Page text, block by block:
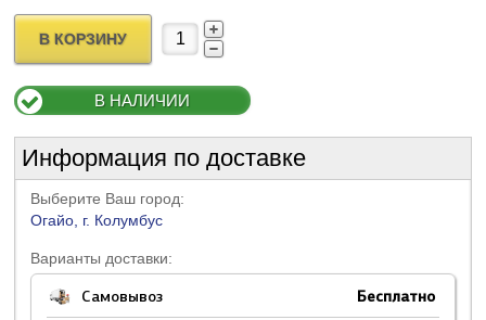
В КОРЗИНУ
В НАЛИЧИИ
Информация по доставке
Выберите Ваш город:
Огайо, г. Колумбус
Варианты доставки:
Самовывоз Бесплатно